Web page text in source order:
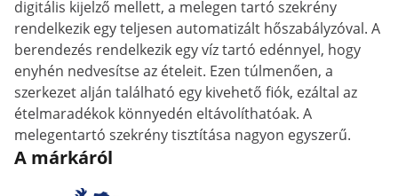
digitális kijelző mellett, a melegen tartó szekrény
rendelkezik egy teljesen automatizált hőszabályzóval. A
berendezés rendelkezik egy víz tartó edénnyel, hogy
enyhén nedvesítse az ételeit. Ezen túlmenően, a
szerkezet alján található egy kivehető fiók, ezáltal az
ételmaradékok könnyedén eltávolíthatóak. A
melegentartó szekrény tisztítása nagyon egyszerű.
A márkáról